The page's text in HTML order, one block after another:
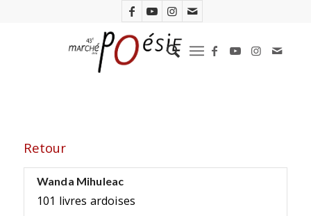
Retour
Wanda Mihuleac
101 livres ardoises